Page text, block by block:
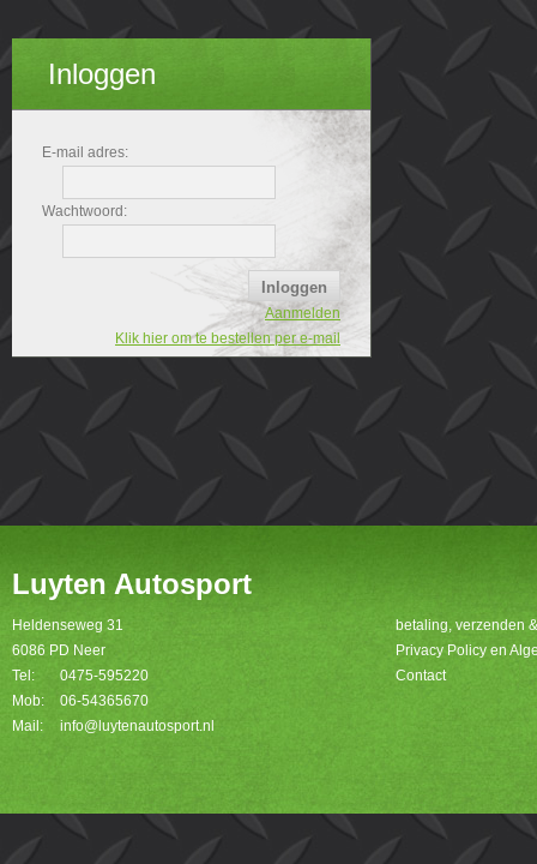
Inloggen
E-mail adres:
Wachtwoord:
Aanmelden
Klik hier om te bestellen per e-mail
Luyten Autosport
Heldenseweg 31
6086 PD Neer
Tel:
0475-595220
Mob:
06-54365670
Mail:
info@luytenautosport.nl
betaling, verzenden
Privacy Policy en
Contact